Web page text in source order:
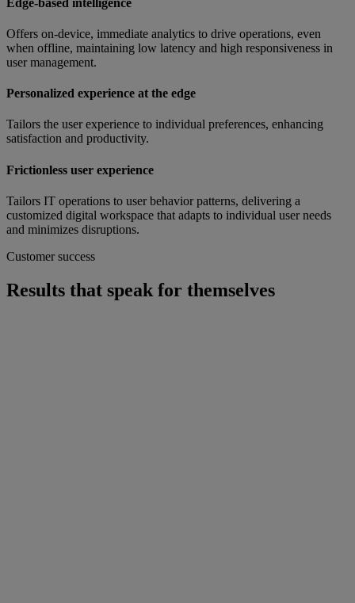
Offers on-device, immediate analytics to drive operations, even
when offline, maintaining low latency and high responsiveness in
user management.
Personalized experience at the edge
Tailors the user experience to individual preferences, enhancing
satisfaction and productivity.
Frictionless user experience
Tailors IT operations to user behavior patterns, delivering a
customized digital workspace that adapts to individual user needs
and minimizes disruptions.
Customer success
Results that speak for themselves